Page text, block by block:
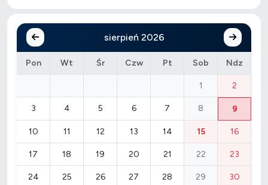
sierpień 2026
Pon Wt Śr Czw Pt Sob Ndz
1 2
3 4 5 6 7 8 9
10 11 12 13 14 15 16
17 18 19 20 21 22 23
24 25 26 27 28 29 30